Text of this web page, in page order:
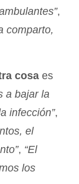
,
comparto,
cosa es
a bajar la
infección”,
el
, “El
los